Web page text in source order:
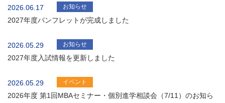
2026.06.17 お知らせ
2027年度パンフレットが完成しました
2026.05.29 お知らせ
2027年度入試情報を更新しました
2026.05.29 イベント
2026年度 第1回MBAセミナー・個別進学相談会（7/11）のお知ら